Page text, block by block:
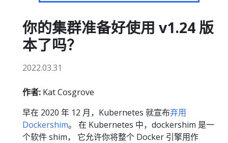
你的集群准备好使用 v1.24 版
本了吗？
2022.03.31
作者: Kat Cosgrove
早在 2020 年 12 月，Kubernetes 就宣布弃用
Dockershim。 在 Kubernetes 中，dockershim 是一
个软件 shim， 它允许你将整个 Docker 引擎用作